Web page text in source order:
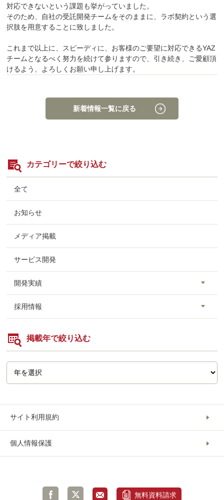
対応できないという課題も挙がっていました。
そのため、自社の受託開発チームをそのままに、ラボ契約という選
択肢を用意することに致しました。
これまで以上に、スピーディに、お客様のご要望に対応できるYAZ
チームとなるべく努力を続けて参りますので、引き続き、ご愛顧頂
けるよう、よろしくお願い申し上げます。
新着情報一覧に戻る
カテゴリーで絞り込む
全て
お知らせ
メディア掲載
サービス開発
開発実績
採用情報
掲載年で絞り込む
サイト利用規約
個人情報保護
無料資料請求